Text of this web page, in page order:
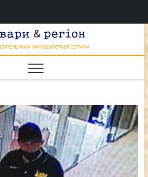
&
НАРОДЖУЄТЬСЯ